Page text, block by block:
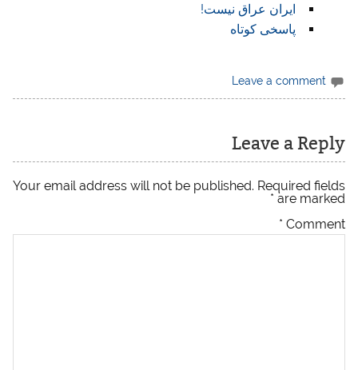
ایران عراق نیست!
پاسخی کوتاه
Leave a comment
Leave a Reply
Your email address will not be published. Required fields
are marked
*
Comment
*